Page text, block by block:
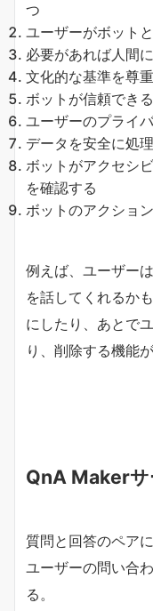
つ
ユーザーがボット
必要があれば人間
文化的な基準を尊
ボットが信頼でき
ユーザーのプライ
データを安全に処
ボットがアクセシ
を確認する
ボットのアクショ
例えば、ユーザー
を話してくれるか
にしたり、あとで
り、削除する機能
QnA Makerサ
質問と回答のペア
ユーザーの問い合
る。